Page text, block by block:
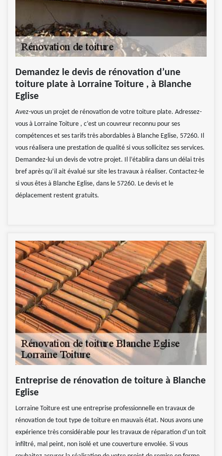
Demandez le devis de rénovation d’une
toiture plate à Lorraine Toiture , à Blanche
Eglise
Avez-vous un projet de rénovation de votre toiture plate. Adressez-
vous à Lorraine Toiture , c’est un couvreur reconnu pour ses
compétences et ses tarifs très abordables à Blanche Eglise, 57260. Il
vous réalisera une prestation de qualité si vous sollicitez ses services.
Demandez-lui un devis de votre projet. Il l’établira dans un délai très
bref après qu’il ait évalué sur site les travaux à réaliser. Contactez-le
si vous êtes à Blanche Eglise, dans le 57260. Le devis et le
déplacement restent gratuits.
Entreprise de rénovation de toiture à Blanche
Eglise
Lorraine Toiture est une entreprise professionnelle en travaux de
rénovation de tout type de toiture en mauvais état. Nous avons une
expérience très considérable pour les travaux de réparation d’un toit
infiltré, mal peint, non isolé et une couverture envolée. Si vous